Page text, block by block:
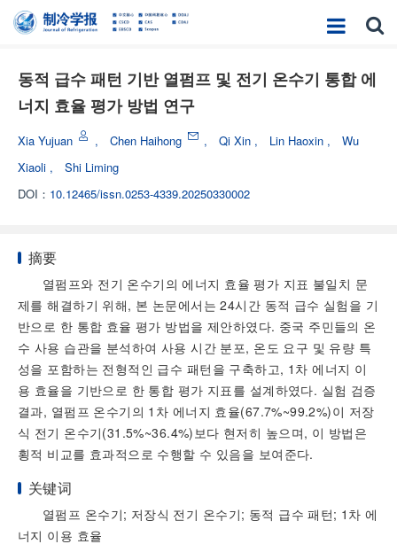
동적 급수 패턴 기반 열펌프 및 전기 온수기 통합 에
너지 효율 평가 방법 연구
Xia Yujuan , Chen Haihong , Qi Xin , Lin Haoxin ,
Wu
Xiaoli ,
Shi Liming
DOI： 10.12465/issn.0253-4339.20250330002
摘要
열펌프와 전기 온수기의 에너지 효율 평가 지표 불일치 문
제를 해결하기 위해, 본 논문에서는 24시간 동적 급수 실험을 기
반으로 한 통합 효율 평가 방법을 제안하였다. 중국 주민들의 온
수 사용 습관을 분석하여 사용 시간 분포, 온도 요구 및 유량 특
성을 포함하는 전형적인 급수 패턴을 구축하고, 1차 에너지 이
용 효율을 기반으로 한 통합 평가 지표를 설계하였다. 실험 검증
결과, 열펌프 온수기의 1차 에너지 효율(67.7%~99.2%)이 저장
식 전기 온수기(31.5%~36.4%)보다 현저히 높으며, 이 방법은
횡적 비교를 효과적으로 수행할 수 있음을 보여준다.
关键词
열펌프 온수기; 저장식 전기 온수기; 동적 급수 패턴; 1차 에
너지 이용 효율